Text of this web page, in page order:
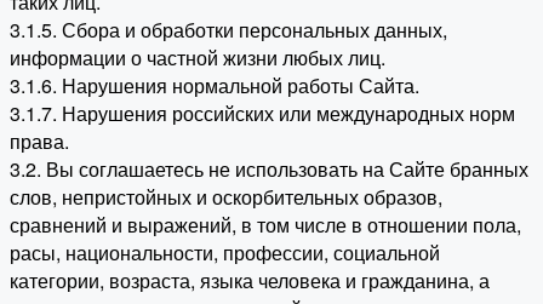
3.1.5. Сбора и обработки персональных данных,
информации о частной жизни любых лиц.
3.1.6. Нарушения нормальной работы Сайта.
3.1.7. Нарушения российских или международных норм
права.
3.2. Вы соглашаетесь не использовать на Сайте бранных
слов, непристойных и оскорбительных образов,
сравнений и выражений, в том числе в отношении пола,
расы, национальности, профессии, социальной
категории, возраста, языка человека и гражданина, а